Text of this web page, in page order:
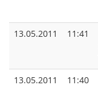
13.05.2011
11:41
13.05.2011
11:40